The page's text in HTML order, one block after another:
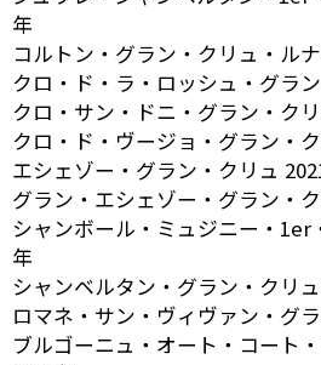
年
コルトン・グラン・クリュ・ル
クロ・ド・ラ・ロッシュ・グラ
クロ・サン・ドニ・グラン・ク
クロ・ド・ヴージョ・グラン・
エシェゾー・グラン・クリュ
グラン・エシェゾー・グラン・
シャンボール・ミュジニー・1er
年
シャンベルタン・グラン・クリ
ロマネ・サン・ヴィヴァン・グ
ブルゴーニュ・オート・コート